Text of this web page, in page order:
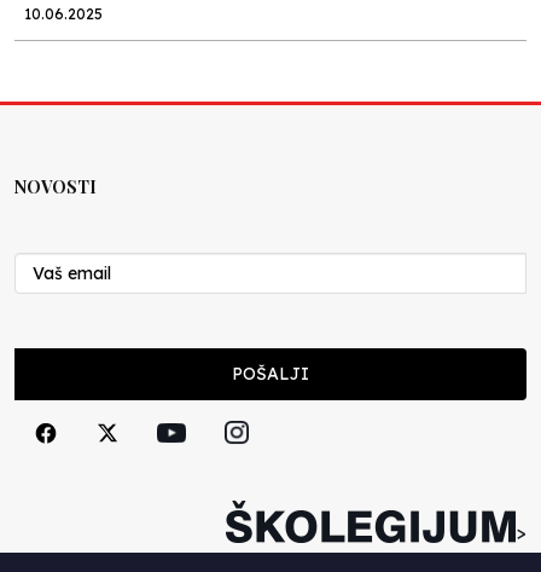
10.06.2025
Nenad Veličković
29.10.2024
Cuke i djeca
Smiljana Vovna
NOVOSTI
POŠALJI
>